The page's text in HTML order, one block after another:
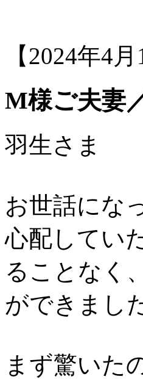
【2024年4
M様ご夫妻
羽生さま
お世話にな
心配してい
ることなく
ができまし
まず驚いた